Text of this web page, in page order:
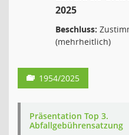
2025
Beschluss:
(mehrheitlich)
1954/2025
Präsentation Top 3.
Abfallgebührensatzung